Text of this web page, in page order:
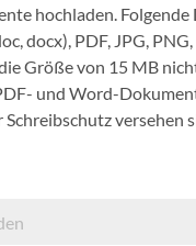
hochladen.
docx), PDF, JPG, PNG,
Größe von 15 MB
und Word-
versehen